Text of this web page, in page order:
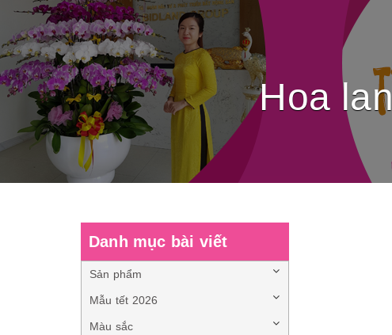
Hoa
Danh mục bài viết
Sản phẩm
Mẫu tết 2026
Màu sắc